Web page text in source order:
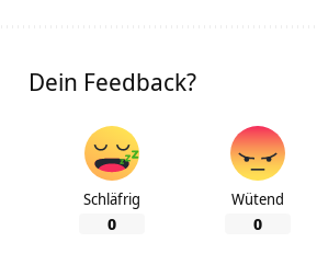
Dein Feedback?
Schläfrig
0
Wütend
0